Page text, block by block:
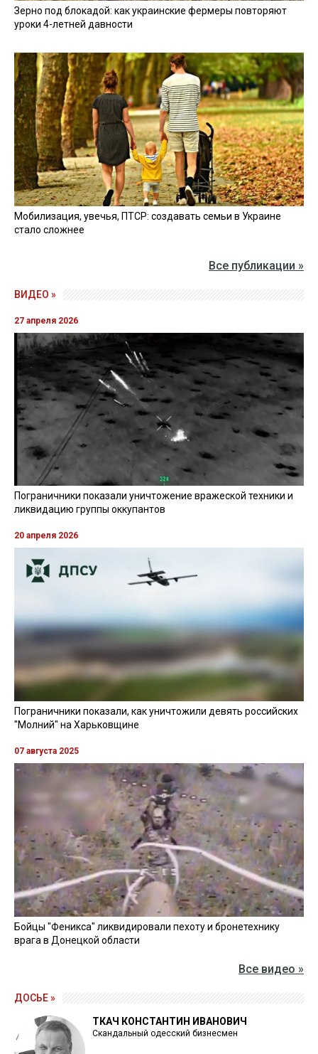
Зерно под блокадой: как украинские фермеры повторяют
уроки 4-летней давности
Мобилизация, увечья, ПТСР: создавать семьи в Украине
стало сложнее
Все публикации »
ВИДЕО »
27 апреля 2026
Пограничники показали уничтожение вражеской техники и
ликвидацию группы оккупантов
20 апреля 2026
Пограничники показали, как уничтожили девять российских
"Молний" на Харьковщине
07 августа 2025
Бойцы "Феникса" ликвидировали пехоту и бронетехнику
врага в Донецкой области
Все видео »
ДОСЬЕ »
ТКАЧ КОНСТАНТИН ИВАНОВИЧ
Скандальный одесский бизнесмен